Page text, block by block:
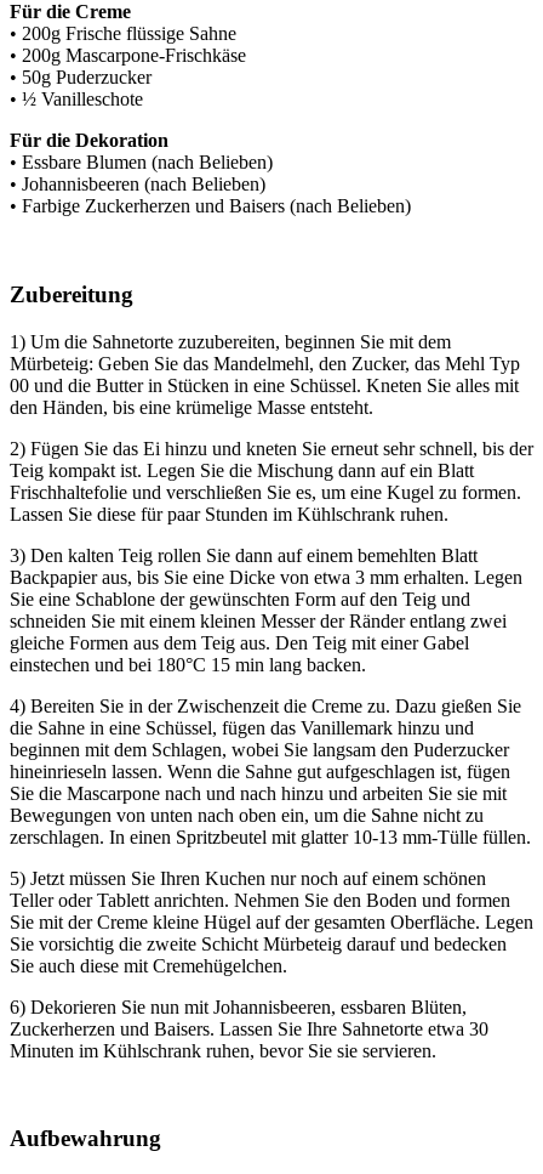
Für die Creme
• 200g Frische flüssige Sahne
• 200g Mascarpone-Frischkäse
• 50g Puderzucker
• ½ Vanilleschote
Für die Dekoration
• Essbare Blumen (nach Belieben)
• Johannisbeeren (nach Belieben)
• Farbige Zuckerherzen und Baisers (nach Belieben)
Zubereitung
1) Um die Sahnetorte zuzubereiten, beginnen Sie mit dem
Mürbeteig: Geben Sie das Mandelmehl, den Zucker, das Mehl Typ
00 und die Butter in Stücken in eine Schüssel. Kneten Sie alles mit
den Händen, bis eine krümelige Masse entsteht.
2) Fügen Sie das Ei hinzu und kneten Sie erneut sehr schnell, bis der
Teig kompakt ist. Legen Sie die Mischung dann auf ein Blatt
Frischhaltefolie und verschließen Sie es, um eine Kugel zu formen.
Lassen Sie diese für paar Stunden im Kühlschrank ruhen.
3) Den kalten Teig rollen Sie dann auf einem bemehlten Blatt
Backpapier aus, bis Sie eine Dicke von etwa 3 mm erhalten. Legen
Sie eine Schablone der gewünschten Form auf den Teig und
schneiden Sie mit einem kleinen Messer der Ränder entlang zwei
gleiche Formen aus dem Teig aus. Den Teig mit einer Gabel
einstechen und bei 180°C 15 min lang backen.
4) Bereiten Sie in der Zwischenzeit die Creme zu. Dazu gießen Sie
die Sahne in eine Schüssel, fügen das Vanillemark hinzu und
beginnen mit dem Schlagen, wobei Sie langsam den Puderzucker
hineinrieseln lassen. Wenn die Sahne gut aufgeschlagen ist, fügen
Sie die Mascarpone nach und nach hinzu und arbeiten Sie sie mit
Bewegungen von unten nach oben ein, um die Sahne nicht zu
zerschlagen. In einen Spritzbeutel mit glatter 10-13 mm-Tülle füllen.
5) Jetzt müssen Sie Ihren Kuchen nur noch auf einem schönen
Teller oder Tablett anrichten. Nehmen Sie den Boden und formen
Sie mit der Creme kleine Hügel auf der gesamten Oberfläche. Legen
Sie vorsichtig die zweite Schicht Mürbeteig darauf und bedecken
Sie auch diese mit Cremehügelchen.
6) Dekorieren Sie nun mit Johannisbeeren, essbaren Blüten,
Zuckerherzen und Baisers. Lassen Sie Ihre Sahnetorte etwa 30
Minuten im Kühlschrank ruhen, bevor Sie sie servieren.
Aufbewahrung